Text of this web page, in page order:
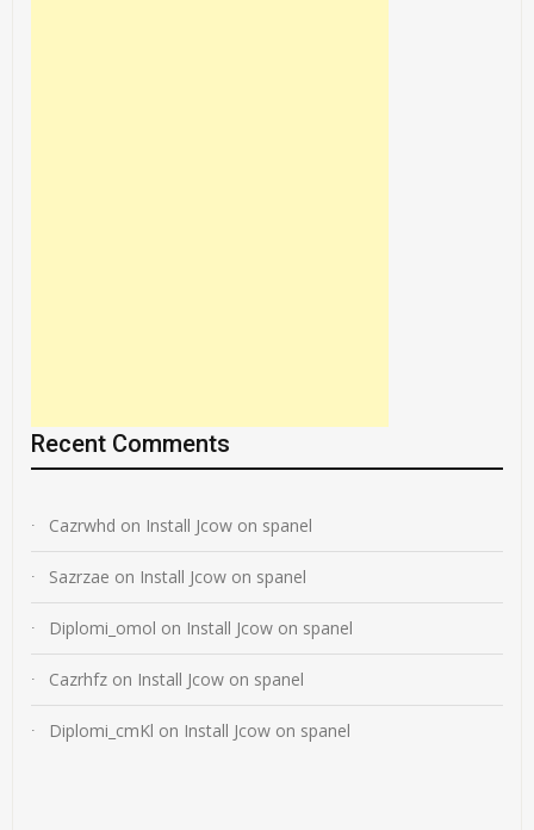
Recent Comments
Cazrwhd on Install Jcow on spanel
Sazrzae on Install Jcow on spanel
Diplomi_omol on Install Jcow on spanel
Cazrhfz on Install Jcow on spanel
Diplomi_cmKl on Install Jcow on spanel